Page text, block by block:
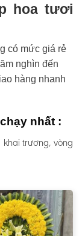
hoa tươi
có mức giá rẻ
nghìn đến
hàng nhanh
nhất :
trương, vòng